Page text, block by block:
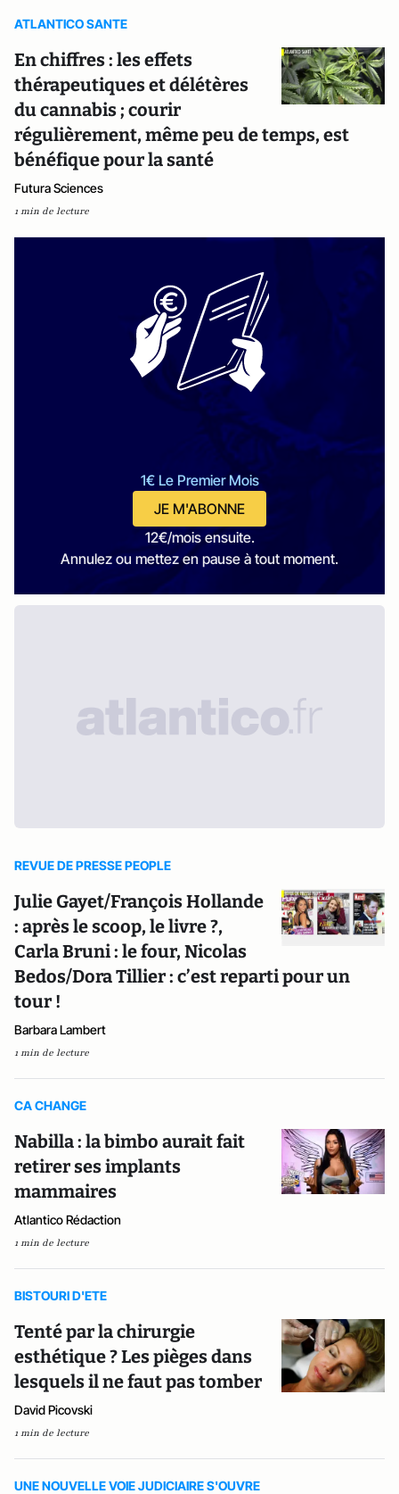
ATLANTICO SANTE
En chiffres : les effets
thérapeutiques et délétères
du cannabis ; courir
régulièrement, même peu de temps, est
bénéfique pour la santé
Futura Sciences
1 min de lecture
1€ Le Premier Mois
JE M'ABONNE
12€/mois ensuite.
Annulez ou mettez en pause à tout moment.
REVUE DE PRESSE PEOPLE
Julie Gayet/François Hollande
: après le scoop, le livre ?,
Carla Bruni : le four, Nicolas
Bedos/Dora Tillier : c’est reparti pour un
tour !
Barbara Lambert
1 min de lecture
CA CHANGE
Nabilla : la bimbo aurait fait
retirer ses implants
mammaires
Atlantico Rédaction
1 min de lecture
BISTOURI D'ETE
Tenté par la chirurgie
esthétique ? Les pièges dans
lesquels il ne faut pas tomber
David Picovski
1 min de lecture
UNE NOUVELLE VOIE JUDICIAIRE S'OUVRE